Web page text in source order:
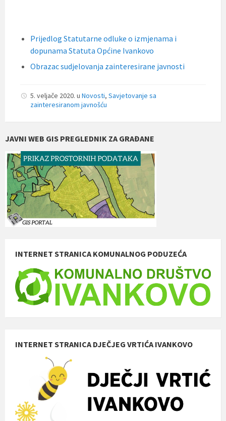
Prijedlog Statutarne odluke o izmjenama i
dopunama Statuta Općine Ivankovo
Obrazac sudjelovanja zainteresirane javnosti
5. veljače 2020. u Novosti, Savjetovanje sa
zainteresiranom javnošću
JAVNI WEB GIS PREGLEDNIK ZA GRAĐANE
INTERNET STRANICA KOMUNALNOG PODUZEĆA
INTERNET STRANICA DJEČJEG VRTIĆA IVANKOVO